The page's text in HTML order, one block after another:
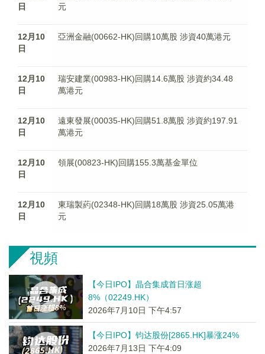
日
元
12月10
日
亞洲金融(00662-HK)回購10萬股 涉資40萬港元
12月10
日
瑞安建業(00983-HK)回購14.6萬股 涉資約34.48
萬港元
12月10
日
遠東發展(00035-HK)回購51.8萬股 涉資約197.91
萬港元
12月10
日
領展(00823-HK)回購155.3萬基金單位
12月10
日
東瑞製葯(02348-HK)回購18萬股 涉資25.05萬港
元
視頻
【今日IPO】晶合集成首日涨超
8%（02249.HK）
2026年7月10日 下午4:57
【今日IPO】钧达股份[2865.HK]暴涨24%
2026年7月13日 下午4:09